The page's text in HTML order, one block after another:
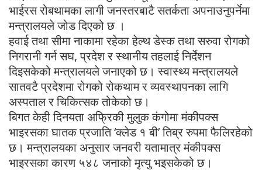
भाईरस रोबथामका लागी जनस्तरबाटै सतर्कता अपनाउनुपर्नेमा
मन्त्रालयले जोड दिएको छ ।
हवाई तथा सीमा नाकामा रहेका हेल्थ डेस्क तथा सरुवा रोगको
निगरानी गर्न सघ, प्रदेश र स्थानीय तहलाई निर्देशन
दिइसकेको मन्त्रालयले जनाएको छ। स्वास्थ्य मन्त्रालयले
सातवटै प्रदेशमा रोगको रोकथाम र व्यवस्थापनका लागि
अस्पताल र चिकित्सक तोकेको छ।
बिगत केही दिनयता अफ्रिकी मुलुक कंगोमा मंकीपक्स
भाइरसका घातक प्रजाति ‘क्लेड १ बी’ तिब्र रुपमा फैलिरहेको
छ। मन्त्रालयका अनुसार जनवरी यतामात्र मंकीपक्स
भाइरसका कारण ५४८ जनाको मृत्यु भइसकेको छ।